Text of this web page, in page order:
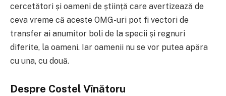
cercetători și oameni de știință care avertizează de
ceva vreme că aceste OMG-uri pot fi vectori de
transfer ai anumitor boli de la specii și regnuri
diferite, la oameni. Iar oamenii nu se vor putea apăra
cu una, cu două.
Despre Costel Vînătoru